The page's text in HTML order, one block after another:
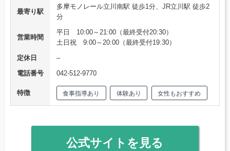
最寄り駅
多摩モノレール立川南駅 徒歩1分、JR立川駅 徒歩2
分
営業時間
平日 10:00～21:00（最終受付20:30）
土日祝 9:00～20:00（最終受付19:30）
定休日
–
電話番号
042-512-9770
特徴 食事指導あり 体験あり 女性もおすすめ
公式サイトを見る